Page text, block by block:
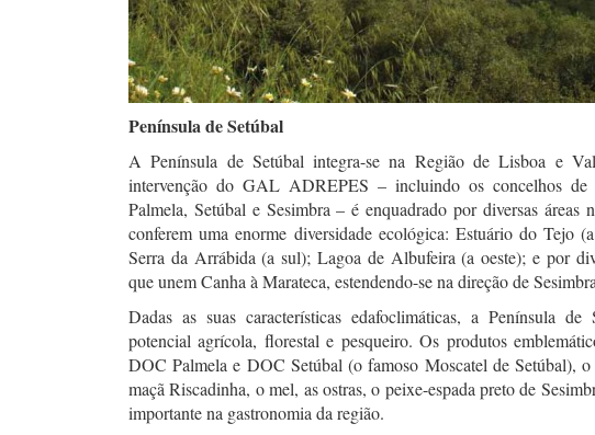
Península de Setúbal
A Península de Setúbal integra-se na Região de Lisboa e
intervenção do GAL ADREPES – incluindo os concelhos de
Palmela, Setúbal e Sesimbra – é enquadrado por diversas áreas
conferem uma enorme diversidade ecológica: Estuário do Tejo
Serra da Arrábida (a sul); Lagoa de Albufeira (a oeste); e por
que unem Canha à Marateca, estendendo-se na direção de
Dadas as suas características edafoclimáticas, a Península
potencial agrícola, florestal e pesqueiro. Os produtos
DOC Palmela e DOC Setúbal (o famoso Moscatel de Setúbal),
maçã Riscadinha, o mel, as ostras, o peixe-espada preto de
importante na gastronomia da região.